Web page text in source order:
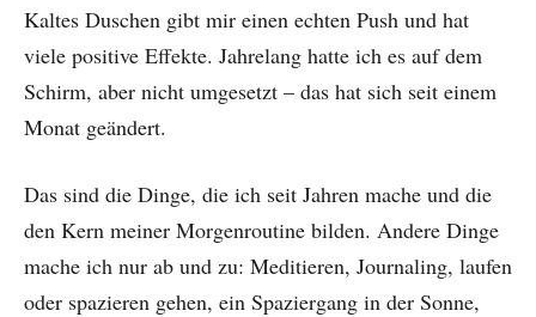
Kaltes Duschen gibt mir einen echten Push und hat
viele positive Effekte. Jahrelang hatte ich es auf dem
Schirm, aber nicht umgesetzt – das hat sich seit einem
Monat geändert.
Das sind die Dinge, die ich seit Jahren mache und die
den Kern meiner Morgenroutine bilden. Andere Dinge
mache ich nur ab und zu: Meditieren, Journaling, laufen
oder spazieren gehen, ein Spaziergang in der Sonne,